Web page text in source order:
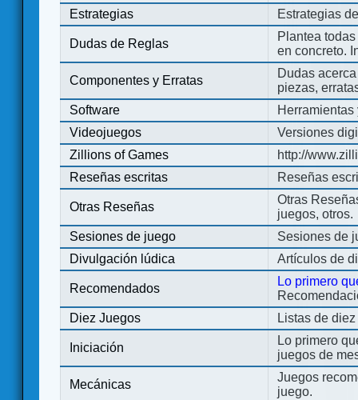
Estrategias
Estrategias
Dudas de Reglas
Plantea
en concreto.
Componentes y Erratas
Dudas
piezas,
Software
Videojuegos
Versiones
Zillions of Games
http://
Reseñas escritas
Reseñas
Otras Reseñas
Otras
juegos, otros.
Sesiones de juego
Sesiones de
Divulgación lúdica
Artículos de
Recomendados
Lo primero
Diez Juegos
Listas de
Iniciación
Lo primero
juegos de
Mecánicas
Juegos
juego.